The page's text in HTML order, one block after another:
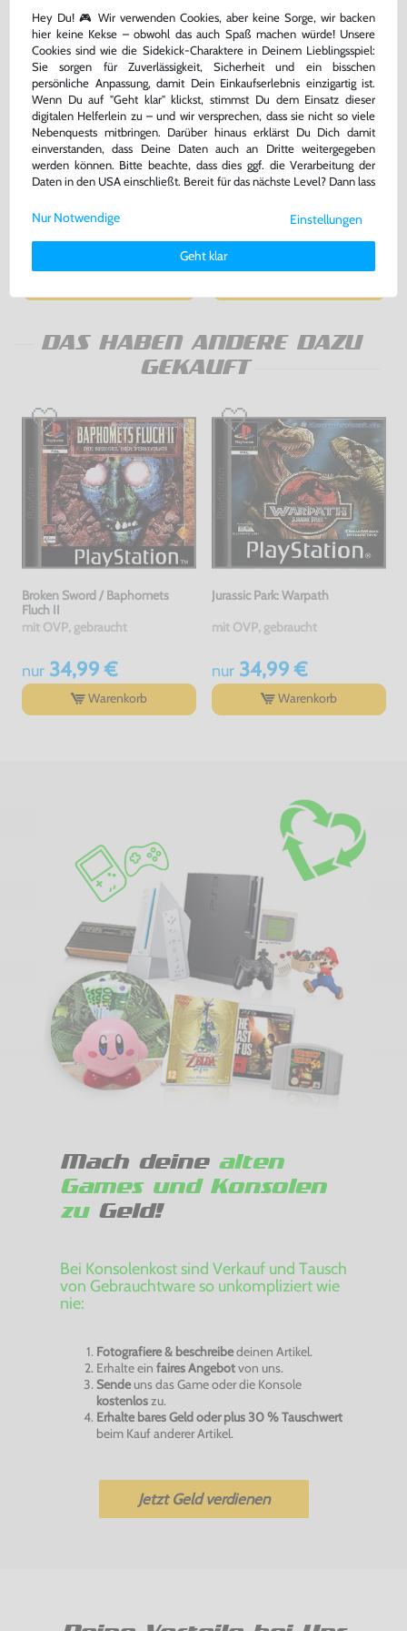
Tomb Raider III
DE Version, nur CD, gebraucht
7,99 €
Zubehör Set: AV Cinchkabel &
nur
DAS HABEN ANDERE DAZU
GEKAUFT
Broken Sword / Baphomets
Fluch II
mit OVP, gebraucht
nur34,99 €
Warenkorb
Jurassic Park: Warpath
mit OVP, gebraucht
nur34,99 €
Warenkorb
Mach deine alten
Games und Konsolen
zuGeld!
Bei Konsolenkost sind Verkauf und Tausch
von Gebrauchtware so unkompliziert wie
nie:
Fotografiere & beschreibedeinen Artikel.
Erhalte ein faires Angebotvon uns.
Sendeuns das Game oder die Konsole
kostenloszu.
Erhalte bares Geld oder plus 30 % Tauschwert
beim Kauf anderer Artikel.
Jetzt Geld verdienen
Hey Du! 🎮 Wir verwenden Cookies, aber keine Sorge, wir backen
hier keine Kekse – obwohl das auch Spaß machen würde! Unsere
Cookies sind wie die Sidekick-Charaktere in Deinem Lieblingsspiel:
Sie sorgen für Zuverlässigkeit, Sicherheit und ein bisschen
persönliche Anpassung, damit Dein Einkaufserlebnis einzigartig ist.
Wenn Du auf "Geht klar" klickst, stimmst Du dem Einsatz dieser
digitalen Helferlein zu – und wir versprechen, dass sie nicht so viele
Nebenquests mitbringen. Darüber hinaus erklärst Du Dich damit
einverstanden, dass Deine Daten auch an Dritte weitergegeben
werden können. Bitte beachte, dass dies ggf. die Verarbeitung der
Daten in den USA einschließt. Bereit für das nächste Level? Dann lass
Weitere Informationen zu den von uns verwendeten Cookies und
Deinen Rechten als Nutzer findest Du in unsererDaten­schutz­
Impressum.
Einstellungen
Geht klar
Nur Notwendige